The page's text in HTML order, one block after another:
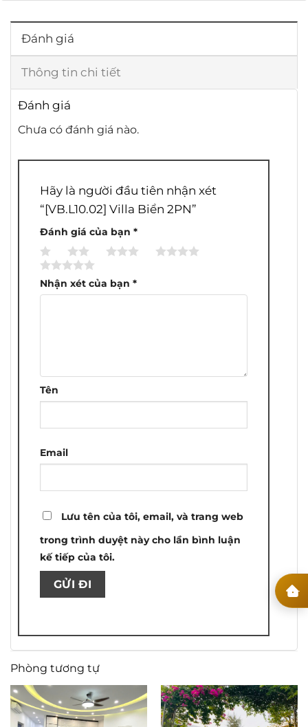
Đánh giá
Thông tin chi tiết
Đánh giá
Chưa có đánh giá nào.
Hãy là người đầu tiên nhận xét
“[VB.L10.02] Villa Biển 2PN”
Đánh giá của bạn *
trên
5
trên
5trên
Nhận xét của bạn *
Tên
Email
Lưu tên của tôi, email, và trang web
trong trình duyệt này cho lần bình luận
kế tiếp của tôi.
Phòng tương tự